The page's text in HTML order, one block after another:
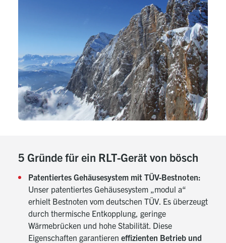
Sicherheit.
5 Gründe für ein RLT-Gerät von bösch
Patentiertes Gehäusesystem mit TÜV-Bestnoten:
Unser patentiertes Gehäusesystem „modul a“
erhielt Bestnoten vom deutschen TÜV. Es überzeugt
durch thermische Entkopplung, geringe
Wärmebrücken und hohe Stabilität. Diese
Eigenschaften garantieren effizienten Betrieb und